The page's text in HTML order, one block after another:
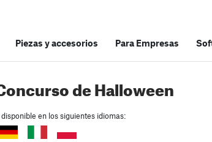
Piezas y accesorios Para Empresas
de Halloween
en los siguientes idiomas: